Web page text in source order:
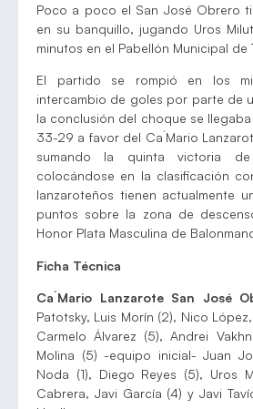
Poco a poco el San José Obrero
en su banquillo, jugando Uros
minutos en el Pabellón Municipal de
El partido se rompió en los
intercambio de goles por parte de
la conclusión del choque se
33-29 a favor del Ca´Mario
sumando la quinta victoria
colocándose en la clasificación
lanzaroteños tienen actualmente
puntos sobre la zona de
Honor Plata Masculina de
Ficha Técnica
Ca´Mario Lanzarote San José
Patotsky, Luis Morín (2), Nico
Carmelo Álvarez (5), Andrei
Molina (5) -equipo inicial- Juan
Noda (1), Diego Reyes (5), Uros
Cabrera, Javi García (4) y Javi